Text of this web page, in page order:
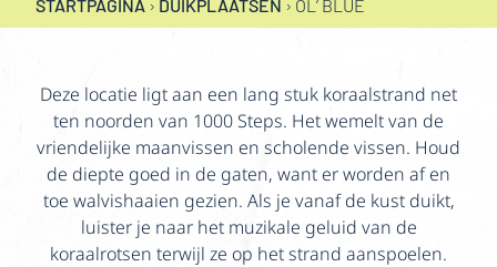
STARTPAGINA › DUIKPLAATSEN › OL’ BLUE
Deze locatie ligt aan een lang stuk koraalstrand net
ten noorden van 1000 Steps. Het wemelt van de
vriendelijke maanvissen en scholende vissen. Houd
de diepte goed in de gaten, want er worden af en
toe walvishaaien gezien. Als je vanaf de kust duikt,
luister je naar het muzikale geluid van de
koraalrotsen terwijl ze op het strand aanspoelen.